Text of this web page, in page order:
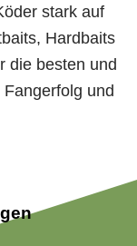
stark auf
Hardbaits
die besten und
und